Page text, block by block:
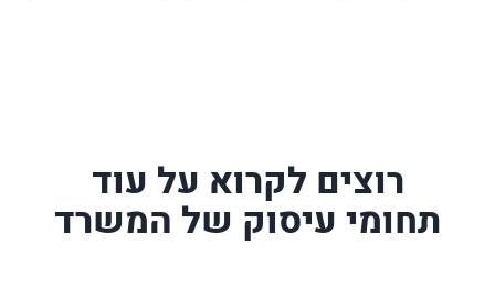
רוצים לקרוא על עוד
תחומי עיסוק של המשרד